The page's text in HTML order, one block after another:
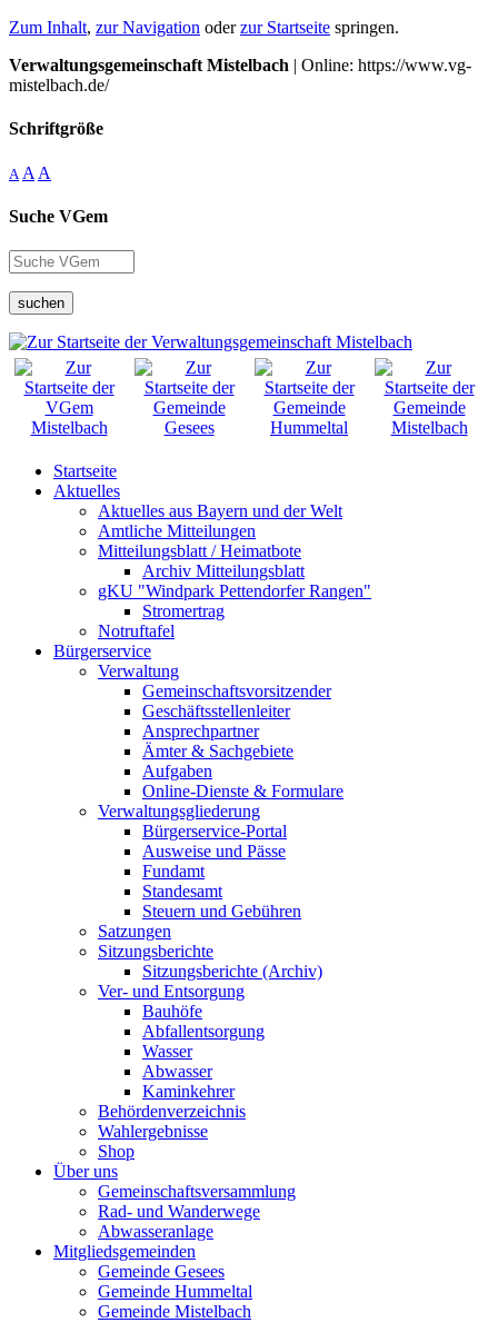
Zum Inhalt, zur Navigation oderzur Startseite springen.
Verwaltungsgemeinschaft Mistelbach | Online: https://www.vg-
mistelbach.de/
Schriftgröße
A A A
Suche VGem
suchen
Startseite
Aktuelles
Aktuelles aus Bayern und der Welt
Amtliche Mitteilungen
Mitteilungsblatt / Heimatbote
Archiv Mitteilungsblatt
gKU "Windpark Pettendorfer Rangen"
Stromertrag
Notruftafel
Bürgerservice
Verwaltung
Gemeinschaftsvorsitzender
Geschäftsstellenleiter
Ansprechpartner
Ämter & Sachgebiete
Aufgaben
Online-Dienste & Formulare
Verwaltungsgliederung
Bürgerservice-Portal
Ausweise und Pässe
Fundamt
Standesamt
Steuern und Gebühren
Satzungen
Sitzungsberichte
Sitzungsberichte (Archiv)
Ver- und Entsorgung
Bauhöfe
Abfallentsorgung
Wasser
Abwasser
Kaminkehrer
Behördenverzeichnis
Wahlergebnisse
Shop
Über uns
Gemeinschaftsversammlung
Rad- und Wanderwege
Abwasseranlage
Mitgliedsgemeinden
Gemeinde Gesees
Gemeinde Hummeltal
Gemeinde Mistelbach